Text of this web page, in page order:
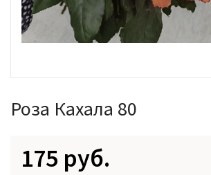
Роза Кахала 80
175 руб.